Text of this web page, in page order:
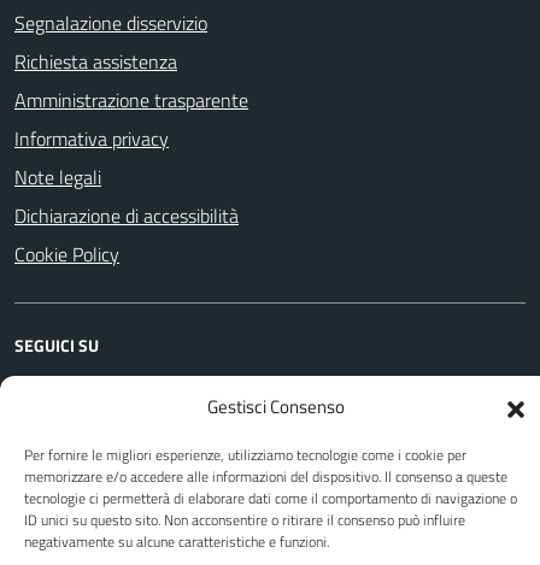
Gestisci Consenso
Per fornire le migliori esperienze, utilizziamo tecnologie come i cookie per
memorizzare e/o accedere alle informazioni del dispositivo. Il consenso a queste
tecnologie ci permetterà di elaborare dati come il comportamento di navigazione o
ID unici su questo sito. Non acconsentire o ritirare il consenso può influire
negativamente su alcune caratteristiche e funzioni.
Segnalazione disservizio
Richiesta assistenza
Amministrazione trasparente
Informativa privacy
Note legali
Dichiarazione di accessibilità
Cookie Policy
SEGUICI SU
Attuazione Misure PNRR
Piano di miglioramento del sito